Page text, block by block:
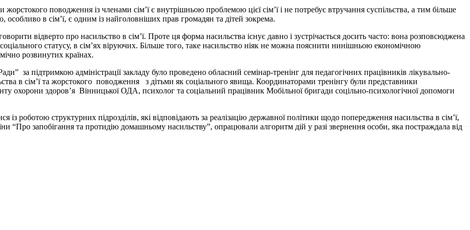
поводження із членами сім’ї є внутрі­шньою проблемою цієї сім’ї і не потребує втручання суспільст­ва, а тим більше
в сім’ї, є одним із найголовніших прав громадян та дітей зокрема.
відверто про насильство в сім’ї. Проте ця форма насильства існує давно і зустрічається досить часто: вона роз­повсюджена
статусу, в сім’ях віруючих. Більше того, таке насильство ніяк не можна пояс­нити нинішньою економічною
розвинутих країнах.
підтримкою адміністрації закладу було проведено обласний семінар-тренінг для педагогічних працівників лікувально-
в сім’ї та жорстокого поводження з дітьми як соціального явища. Координаторами тренінгу були представники
охорони здоров’я Вінницької ОДА, психолог та соціальний працівник Мобільної бригади соцільно-психологічної допомоги
роботою структурних підрозділів, які відповідають за реалізацію державної політики щодо попередження насильства в сім’ї,
запобігання та протидію домашньому насильству”, опрацювали алгоритм дій у разі звернення особи, яка постраждала від